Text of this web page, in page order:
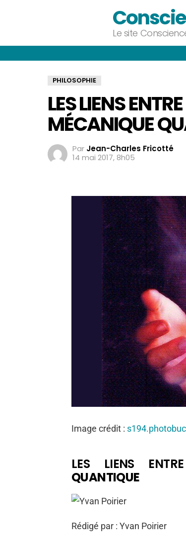
Le site
PHILOSOPHIE
LES LIENS
MÉCANIQUE
Par Jean-Charles Fricotté
14 mai 2017, 8h05
Image crédit :
LES LIENS
QUANTIQUE
Rédigé par : Yvan Poirier